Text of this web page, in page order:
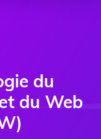
du
du Web